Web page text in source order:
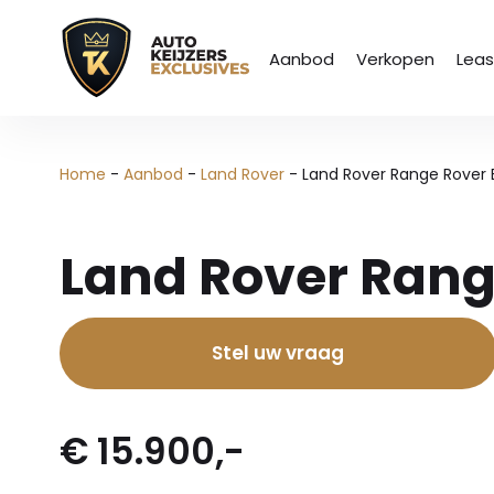
Aanbod Verkopen
Home - Aanbod - Land Rover- Land Rover Range Rover
Land Rover
Stel uw vraag
€ 15.900,-